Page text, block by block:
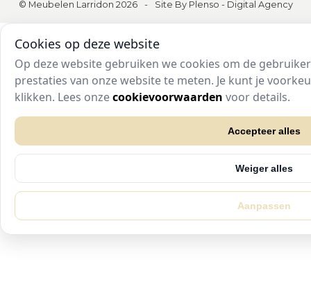
© Meubelen Larridon 2026 - Site By Plenso - Digital Agency
Cookies op deze website
Op deze website gebruiken we cookies om de
prestaties van onze website te meten. Je kunt je
klikken. Lees onzecookievoorwaarden voor details.
Accepteer alles
Weiger alles
Aanpassen